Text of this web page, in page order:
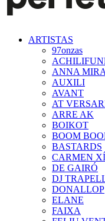
ARTISTAS
97onzas
ANNA MIRA
AUXILI
AVANT
AT
ARRE AK
BOIKOT
BOOM
BASTARDS
CARMEN
DE GAIRÓ
DJ
DONALLOP
ELANE
FAIXA